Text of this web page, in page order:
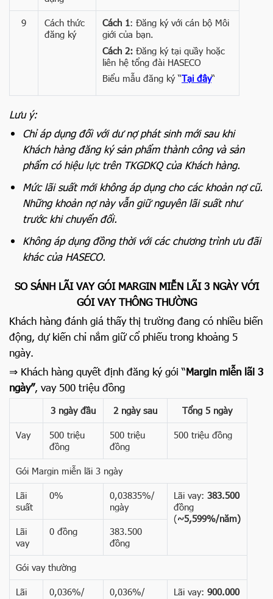
9
Cách thức
đăng ký
Cách 1: Đăng ký với cán bộ Môi
giới của bạn.
Cách 2: Đăng ký tại quầy hoặc
liên hệ tổng đài HASECO
Biểu mẫu đăng ký “Tại đây“
Lưu ý:
Chỉ áp dụng đối với dư nợ phát sinh mới sau khi
Khách hàng đăng ký sản phẩm thành công và sản
phẩm có hiệu lực trên TKGDKQ của Khách hàng.
Mức lãi suất mới không áp dụng cho các khoản nợ cũ.
Những khoản nợ này vẫn giữ nguyên lãi suất như
trước khi chuyển đổi.
Không áp dụng đồng thời với các chương trình ưu đãi
khác của HASECO.
SO SÁNH LÃI VAY GÓI MARGIN MIỄN LÃI 3 NGÀY VỚI
GÓI VAY THÔNG THƯỜNG
Khách hàng đánh giá thấy thị trường đang có nhiều biến
động, dự kiến chỉ nắm giữ cổ phiếu trong khoảng 5
ngày.
⇒ Khách hàng quyết định đăng ký gói “Margin miễn lãi 3
ngày”, vay 500 triệu đồng
3 ngày đầu 2 ngày sau
Tổng 5 ngày
Vay
500 triệu
đồng
500 triệu
đồng
500 triệu đồng
Gói Margin miễn lãi 3 ngày
Lãi
suất
0%
0,03835%/
ngày
Lãi vay: 383.500
đồng
(~5,599%/năm)
Lãi
vay
0 đồng
383.500
đồng
Gói vay thường
Lãi
0,036%/
0,036%/
Lãi vay: 900.000